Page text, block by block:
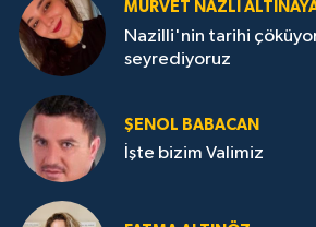
MÜRVET NAZLI
Nazilli'nin tarihi
seyrediyoruz
ŞENOL BABACAN
İşte bizim Valimiz